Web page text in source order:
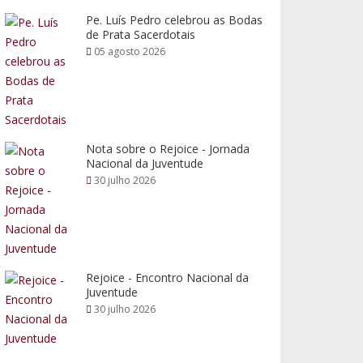
Pe. Luís Pedro celebrou as Bodas
de Prata Sacerdotais
05 agosto 2026
Nota sobre o Rejoice - Jornada
Nacional da Juventude
30 julho 2026
Rejoice - Encontro Nacional da
Juventude
30 julho 2026